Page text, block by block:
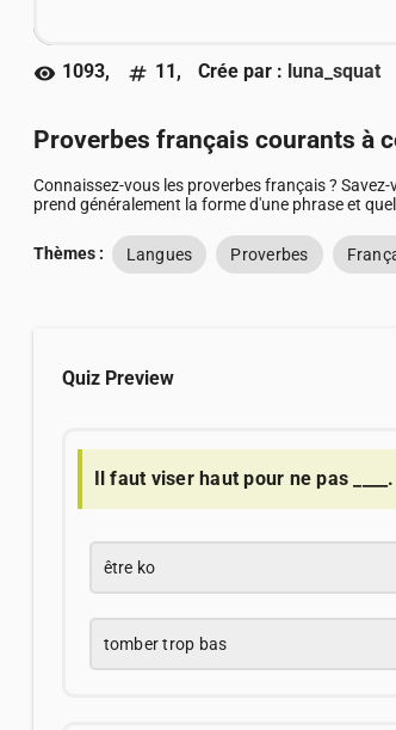
visibility 1093, numbers 11, Crée par : luna_squat
Proverbes français courants à
Connaissez-vous les proverbes français ?
prend généralement la forme d'une phrase et
Thèmes : Langues Proverbes
Quiz Preview
Il faut viser haut pour ne pas ____.
être ko
tomber trop bas